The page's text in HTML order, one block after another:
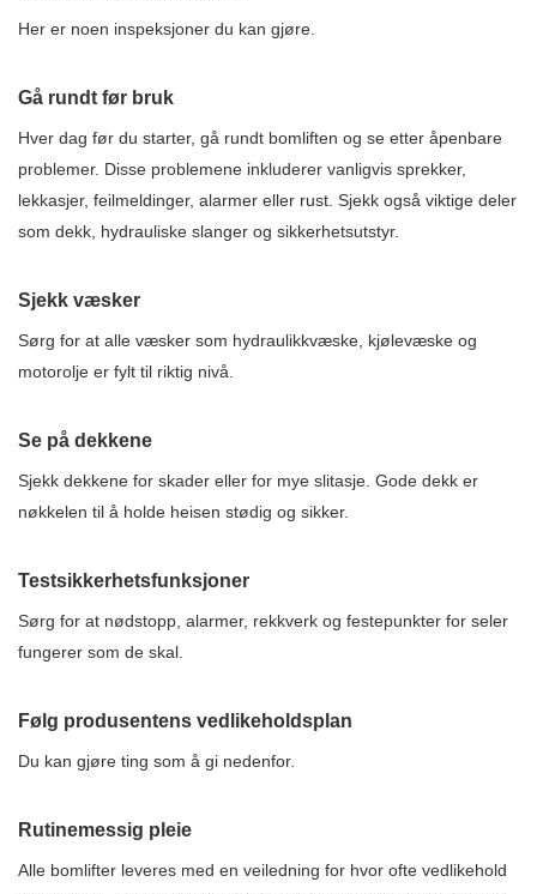
Her er noen inspeksjoner du kan gjøre.
Gå rundt før bruk
Hver dag før du starter, gå rundt bomliften og se etter åpenbare
problemer. Disse problemene inkluderer vanligvis sprekker,
lekkasjer, feilmeldinger, alarmer eller rust. Sjekk også viktige deler
som dekk, hydrauliske slanger og sikkerhetsutstyr.
Sjekk væsker
Sørg for at alle væsker som hydraulikkvæske, kjølevæske og
motorolje er fylt til riktig nivå.
Se på dekkene
Sjekk dekkene for skader eller for mye slitasje. Gode dekk er
nøkkelen til å holde heisen stødig og sikker.
Testsikkerhetsfunksjoner
Sørg for at nødstopp, alarmer, rekkverk og festepunkter for seler
fungerer som de skal.
Følg produsentens vedlikeholdsplan
Du kan gjøre ting som å gi nedenfor.
Rutinemessig pleie
Alle bomlifter leveres med en veiledning for hvor ofte vedlikehold